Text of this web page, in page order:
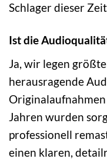
Schlager dieser
Ist die
Ja, wir legen
herausragende
Jahren wurden
professionell
einen klaren,